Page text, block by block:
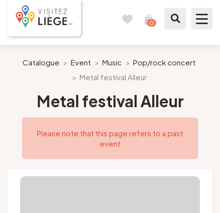
0
Like a citizen of Liège
Prepare my stay
Our suggestions
City of Liège
Catalogue > Event > Music > Pop/rock concert
> Metal festival Alleur
Metal festival Alleur
Please note that this page refers to a past
event